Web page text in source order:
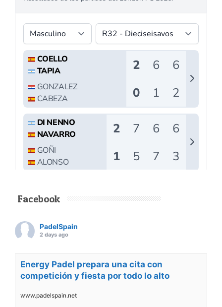
Facebook
PadelSpain
2 days ago
Energy Padel prepara una cita con
competición y fiesta por todo lo alto
www.padelspain.net